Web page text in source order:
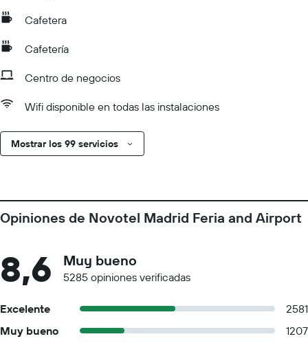
Cafetera
Cafetería
Centro de negocios
Wifi disponible en todas las instalaciones
Mostrar los 99 servicios
Opiniones de Novotel Madrid Feria and Airport
8,6 Muy bueno
5285 opiniones verificadas
Excelente
2581
Muy bueno
1207